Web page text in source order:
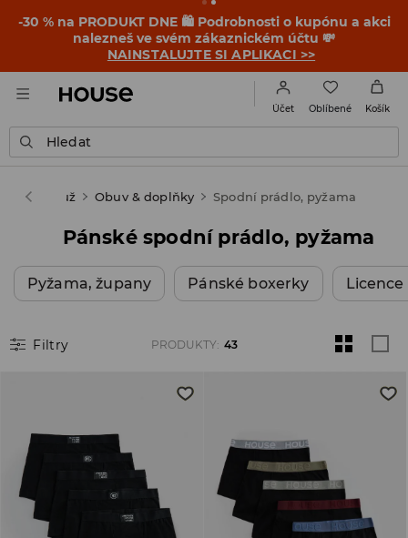
-30 % na PRODUKT DNE 🛍️ Podrobnosti o kupónu a akci
nalezneš ve svém zákaznickém účtu 💸
NAINSTALUJTE SI APLIKACI >>
Účet Oblíbené Košík
Hledat
Muž Obuv & doplňky Spodní prádlo, pyžama
Pánské spodní prádlo, pyžama
Pyžama, župany Pánské boxerky Licence
Filtry PRODUKTY: 43